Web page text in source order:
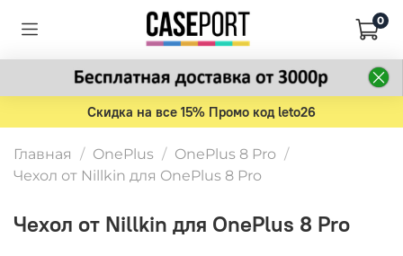
0
Скидка на все 15% Промо код leto26
Главная OnePlus
OnePlus 8 Pro
Чехол от Nillkin для OnePlus 8 Pro
Чехол от Nillkin для OnePlus 8 Pro